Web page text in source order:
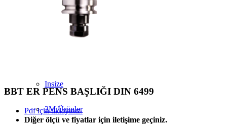
Sapphire Cutter
Sapphire Pro-X
Insize
3M Ürünler
BBT ER PENS BAŞLIĞI DIN 6499
Pdf için tıklayınız.
Diğer ölçü ve fiyatlar için iletişime geçiniz.